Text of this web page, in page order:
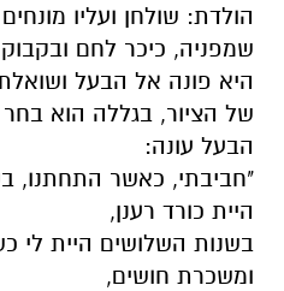
הולדת: שולחן ועליו
שמפניה, כיכר לחם
היא פונה אל הבעל
של הציור, בגללה הוא
הבעל עונה:
"חביבתי, כאשר התחתנו,
היית כורד רענן,
בשנות השלושים היית לי
ומשכרת חושים,